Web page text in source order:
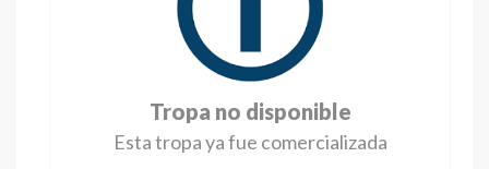
Tropa no disponible
Esta tropa ya fue comercializada